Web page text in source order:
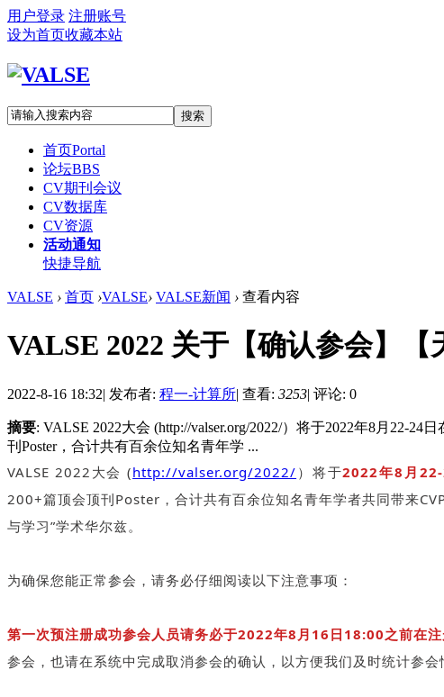
用户登录 注册账号
设为首页收藏本站
搜索
首页Portal
论坛BBS
CV期刊会议
CV数据库
CV资源
活动通知
快捷导航
VALSE › 首页 ›VALSE› VALSE新闻 › 查看内容
VALSE 2022 关于【确认参会】
2022-8-16 18:32| 发布者: 程一-计算所| 查看: 3253| 评论: 0
摘要: VALSE 2022大会 (http://valser.org/2022/）将于2022年8月22-
刊Poster，合计共有百余位知名青年学 ...
VALSE 2022大会 (http://valser.org/2022/ ）将于2022年8月
200+篇顶会顶刊Poster，合计共有百余位知名青年学者共同带来
与学习”学术华尔兹。
为确保您能正常参会，请务必仔细阅读以下注意事项：
第一次预注册成功参会人员请务必于2022年8月16日18:00之前在
参会，也请在系统中完成取消参会的确认，以方便我们及时统计参会